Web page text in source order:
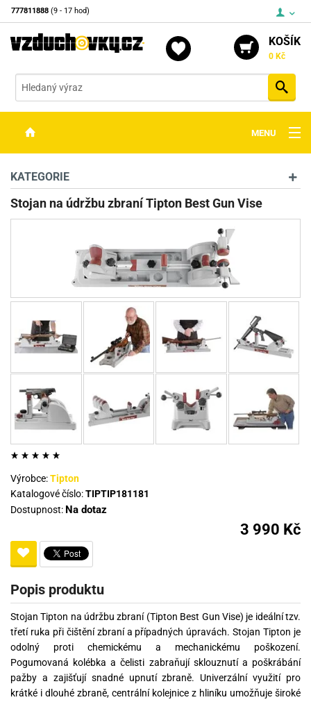
777811888 (9 - 17 hod)
KOŠÍK
0 Kč
MENU
OPTIKA
STŘELIVO
PŘÍSLUŠENSTVÍ
DETEKTORY KOVŮ
KONTAKTY
KATEGORIE
Stojan na údržbu zbraní Tipton Best Gun Vise
Výrobce:Tipton
Katalogové číslo:TIPTIP181181
Dostupnost: Na dotaz
3 990 Kč
Popis produktu
Stojan Tipton na údržbu zbraní (Tipton Best Gun Vise) je ideální tzv.
třetí ruka při čištění zbraní a případných úpravách. Stojan Tipton je
odolný proti chemickému a mechanickému poškození.
Pogumovaná kolébka a čelisti zabraňují sklouznutí a poškrábání
pažby a zajišťují snadné upnutí zbraně. Univerzální využití pro
krátké i dlouhé zbraně, centrální kolejnice z hliníku umožňuje široké